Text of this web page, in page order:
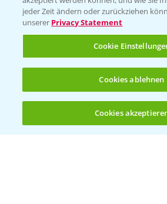
(noch 4)
Folgen Sie
Allgemeine Nutzungsbedingungen
jeder Zeit ändern oder zurückziehen
unserer Privacy Statement
Cookie
Cookies ablehnen
Cookies